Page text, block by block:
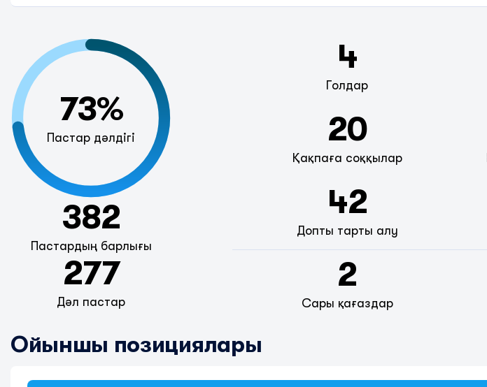
73%
Пастар дәлдігі
382
Пастардың барлығы
277
Дәл пастар
4
Голдар
20
Қақпаға соққылар
42
Допты тарты алу
2
Сары қағаздар
Ойыншы позициялары